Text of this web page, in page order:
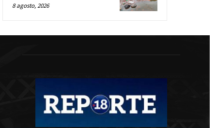
8 agosto, 2026